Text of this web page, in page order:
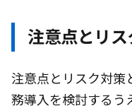
注意点とリス
注意点とリスク対策
務導入を検討するう